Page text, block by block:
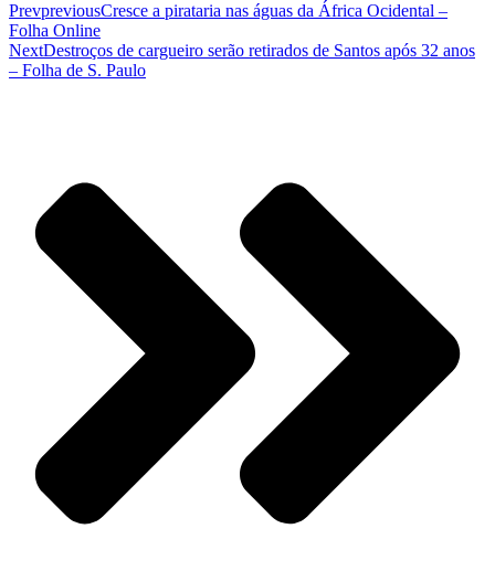
PrevpreviousCresce a pirataria nas águas da África Ocidental –
Folha Online
NextDestroços de cargueiro serão retirados de Santos após 32 anos
– Folha de S. Paulo